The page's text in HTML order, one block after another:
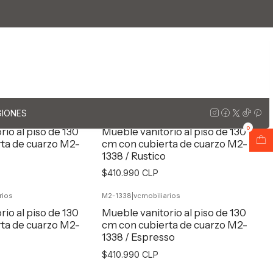
0
al piso simple de cuarzo / 130 cm
/ 130 cm
al piso de 130
de cuarzo M2-
Mueble vanitorio al piso de 130
cm con cubierta de cuarzo M2-
1338 / Rustico
$410.990 CLP
al piso de 130
de cuarzo M2-
M2-1338 vcmobiliarios
Mueble vanitorio al piso de 130
cm con cubierta de cuarzo M2-
1338 / Espresso
$410.990 CLP